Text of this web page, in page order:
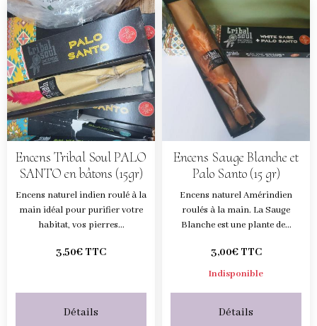
Encens Tribal Soul PALO
SANTO en bâtons (15gr)
Encens naturel indien roulé à la
main idéal pour purifier votre
habitat, vos pierres...
3,50€ TTC
Détails
Encens Sauge Blanche et
Palo Santo (15 gr)
Encens naturel Amérindien
roulés à la main. La Sauge
Blanche est une plante de...
3,00€ TTC
Indisponible
Détails